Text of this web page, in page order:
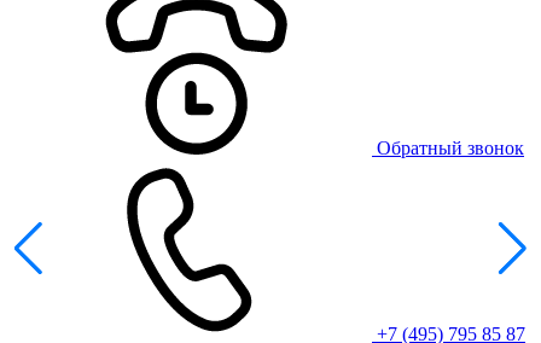
Обратный звонок
+7 (495) 795 85 87